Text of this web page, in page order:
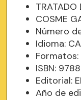
TRATADO
COSME
Número
Idioma:
Formatos:
ISBN:
Editorial:
Año de